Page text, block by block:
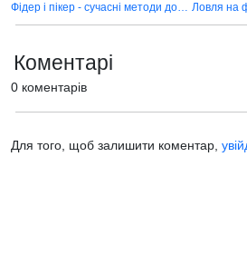
Фідер і пікер - сучасні методи донної ловлі риби Ловля на
Коментарі
0 коментарів
Для того, щоб залишити коментар,